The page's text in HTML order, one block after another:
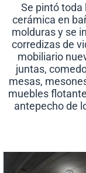
Se pintó toda
cerámica en
molduras y se
corredizas de
mobiliario
juntas,
mesas,
muebles
antepecho de